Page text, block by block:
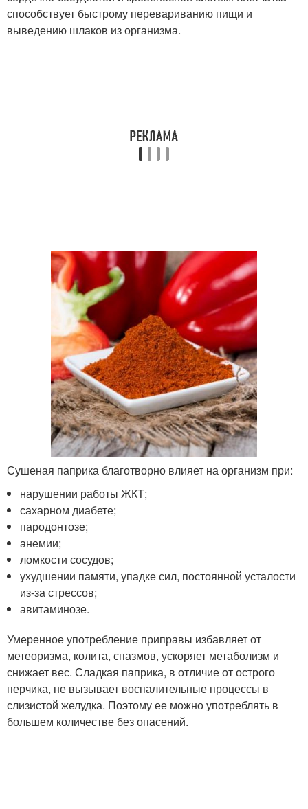
способствует быстрому перевариванию пищи и
выведению шлаков из организма.
Сушеная паприка благотворно влияет на организм при:
нарушении работы ЖКТ;
сахарном диабете;
пародонтозе;
анемии;
ломкости сосудов;
ухудшении памяти, упадке сил, постоянной усталости
из-за стрессов;
авитаминозе.
Умеренное употребление приправы избавляет от
метеоризма, колита, спазмов, ускоряет метаболизм и
снижает вес. Сладкая паприка, в отличие от острого
перчика, не вызывает воспалительные процессы в
слизистой желудка. Поэтому ее можно употреблять в
большем количестве без опасений.